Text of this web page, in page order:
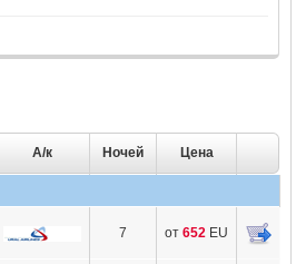
А/к Ночей Цена
7 от 652 EU